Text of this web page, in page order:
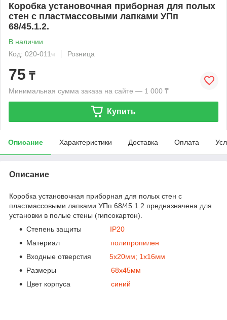
Коробка установочная приборная для полых
стен с пластмассовыми лапками УПп
68/45.1.2.
В наличии
Код: 020-011ч
Розница
75 ₸
Минимальная сумма заказа на сайте — 1 000 ₸
Купить
Описание Характеристики Доставка Оплата
Описание
Коробка установочная приборная для полых стен с
пластмассовыми лапками УПп 68/45.1.2 предназначена для
установки в полые стены (гипсокартон).
Степень защиты IP20
Материал полипропилен
Входные отверстия 5х20мм; 1х16мм
Размеры 68х45мм
Цвет корпуса синий